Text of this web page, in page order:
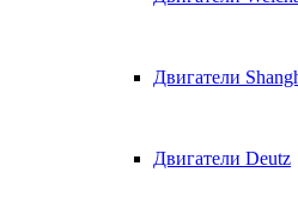
Двигатели
Двигатели Deutz